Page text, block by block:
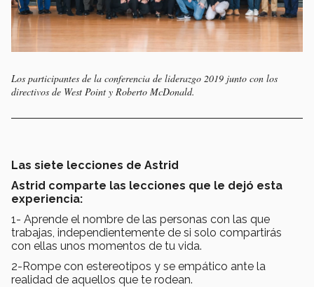
Los participantes de la conferencia de liderazgo 2019 junto con los
directivos de West Point y Roberto McDonald.
Las siete lecciones de Astrid
Astrid comparte las lecciones que le dejó esta
experiencia:
1- Aprende el nombre de las personas con las que
trabajas, independientemente de si solo compartirás
con ellas unos momentos de tu vida.
2-Rompe con estereotipos y se empático ante la
realidad de aquellos que te rodean.